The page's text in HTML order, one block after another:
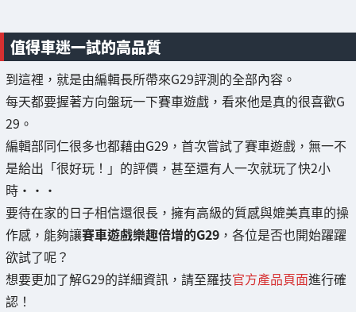
值得車迷一試的高品質
到這裡，就是由編輯長所帶來G29評測的全部內容。
每天都要握著方向盤玩一下賽車遊戲，看來他是真的很喜歡G
29。
編輯部同仁很多也都藉由G29，首次嘗試了賽車遊戲，無一不
是給出「很好玩！」的評價，甚至還有人一次就玩了快2小
時・・・
要待在家的日子相信還很長，擁有高級的質感與媲美真車的操
作感，能夠讓賽車遊戲樂趣倍增的G29 ，各位是否也開始躍躍
欲試了呢？
想要更加了解G29的詳細資訊，請至羅技官方產品頁面進行確
認！